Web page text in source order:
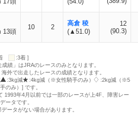
13頭
10 2
高倉 稜
(▲51.0)
12
(90.3)
:3着 ]
績」はJRAのレースのみとなります。
外で出走したレースの成績となります。
:3kg減 :4kg減（※女性騎手のみ）
:2kg減（※5
のみ）] です。
1993年4月以前では一部のレースが上4F、障害レー
ータです。
ータがない場合があります。